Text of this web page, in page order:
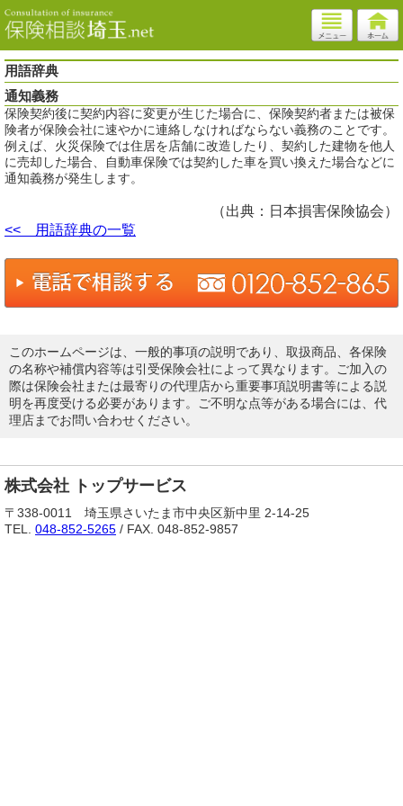
用語辞典
通知義務
保険契約後に契約内容に変更が生じた場合に、保険契約者または被保
険者が保険会社に速やかに連絡しなければならない義務のことです。
例えば、火災保険では住居を店舗に改造したり、契約した建物を他人
に売却した場合、自動車保険では契約した車を買い換えた場合などに
通知義務が発生します。
（出典：日本損害保険協会）
<< 用語辞典の一覧
このホームページは、一般的事項の説明であり、取扱商品、各保険
の名称や補償内容等は引受保険会社によって異なります。ご加入の
際は保険会社または最寄りの代理店から重要事項説明書等による説
明を再度受ける必要があります。ご不明な点等がある場合には、代
理店までお問い合わせください。
株式会社 トップサービス
〒338-0011 埼玉県さいたま市中央区新中里 2-14-25
TEL. 048-852-5265 / FAX. 048-852-9857